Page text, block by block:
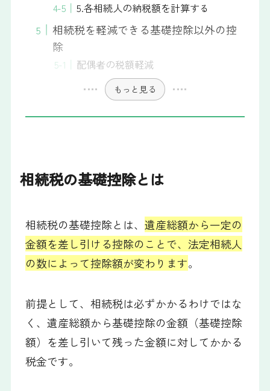
5.各相続人の納税額を計算する
相続税を軽減できる基礎控除以外の控
除
配偶者の税額軽減
もっと見る
相続税の基礎控除とは
相続税の基礎控除とは、遺産総額から一定の
金額を差し引ける控除のことで、法定相続人
の数によって控除額が変わります。
前提として、相続税は必ずかかるわけではな
く、遺産総額から基礎控除の金額（基礎控除
額）を差し引いて残った金額に対してかかる
税金です。